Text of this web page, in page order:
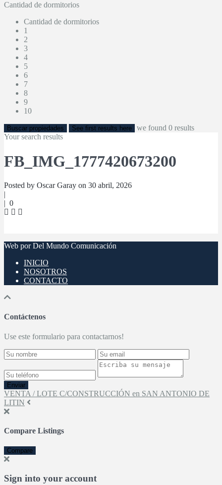
Cantidad de dormitorios
Cantidad de dormitorios
1
2
3
4
5
6
7
8
9
10
Buscar propiedades See first results here we found 0 results
Your search results
FB_IMG_1777420673200
Posted by Oscar Garay on 30 abril, 2026
|
| 0
Web por Del Mundo Comunicación
INICIO
NOSOTROS
CONTACTO
Contáctenos
Use este formulario para contactarnos!
Enviar
VENTA / LOTE C/CONSTRUCCIÓN en SAN ANTONIO DE
LITIN
Compare Listings
Compare
Sign into your account